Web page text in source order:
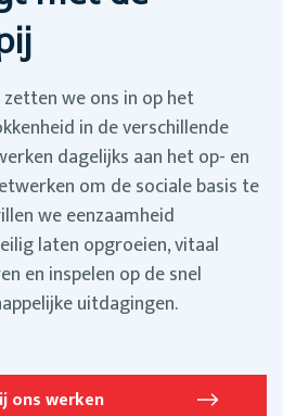
we ons in op het
in de verschillende
dagelijks aan het op- en
om de sociale basis te
we eenzaamheid
laten opgroeien, vitaal
en inspelen op de snel
uitdagingen.
ons werken